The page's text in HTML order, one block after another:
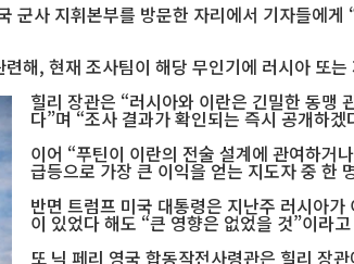
사 지휘본부를 방문한 자리에서 기자들에
해, 현재 조사팀이 해당 무인기에 러시아 또
힐리 장관은 “러시아와 이란은 긴밀한 동맹
다”며 “조사 결과가 확인되는 즉시 공개하겠
이어 “푸틴이 이란의 전술 설계에 관여하거
급등으로 가장 큰 이익을 얻는 지도자 중 한
반면 트럼프 미국 대통령은 지난주 러시아
이 있었다 해도 “큰 영향은 없었을 것”이라
또 닉 페리 영국 합동작전사령관은 힐리 장